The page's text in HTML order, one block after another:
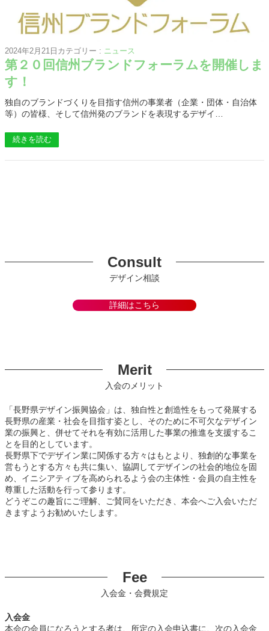
2024年2月21日 カテゴリー : ニュース
第２０回信州ブランドフォーラムを開催しま
す！
独自のブランドづくりを目指す信州の事業者（企業・団体・自治体
等）の皆様、そして信州発のブランドを表現するデザイ…
続きを読む
Consult
デザイン相談
詳細はこちら
Merit
入会のメリット
「長野県デザイン振興協会」は、独自性と創造性をもって発展する
長野県の産業・社会を目指す姿とし、そのために不可欠なデザイン
業の振興と、併せてそれを有効に活用した事業の推進を支援するこ
とを目的としています。
長野県下でデザイン業に関係する方々はもとより、独創的な事業を
営もうとする方々も共に集い、協調してデザインの社会的地位を固
め、イニシアティブを高められるよう会の主体性・会員の自主性を
尊重した活動を行って参ります。
どうぞこの趣旨にご理解、ご賛同をいただき、本会へご入会いただ
きますようお勧めいたします。
Fee
入会金・会費規定
入会金
本会の会員になろうとする者は、所定の入会申込書に、次の入会金